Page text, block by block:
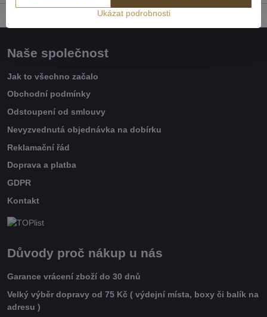
Naše společnost
Jak to všechno začalo
Obchodní podmínky
Odstoupení od smlouvy
Nevyzvednutá objednávka na dobírku
Reklamační řád
Doprava a platba
GDPR
Kontakt
Důvody proč nákup u nás
Garance vrácení zboží do 30 dnů
Velký výběr dopravy od 75 Kč ( výdejní místa, boxy či balík na
adresu )
Ukázat podrobnosti